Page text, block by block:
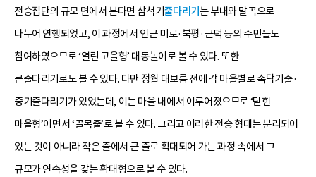
전승집단의 규모 면에서 본다면 삼척기 줄다리기 는 부내와 말곡으로
나누어 연행되었고, 이 과정에서 인근 미로·북평·근덕 등의 주민들도
참여하였으므로 ‘열린 고을형’ 대동놀이로 볼 수 있다. 또한
큰줄다리기로도 볼 수 있다. 다만 정월 대보름 전에 각 마을별로 속닥기줄·
중기줄다리기가 있었는데, 이는 마을 내에서 이루어졌으므로 ‘닫힌
마을형’이면서 ‘골목줄’로 볼 수 있다. 그리고 이러한 전승 형태는 분리되어
있는 것이 아니라 작은 줄에서 큰 줄로 확대되어 가는 과정 속에서 그
규모가 연속성을 갖는 확대형으로 볼 수 있다.